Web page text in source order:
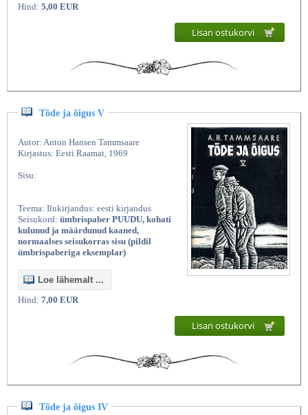
Hind: 5,00 EUR
Lisan ostukorvi
Tõde ja õigus V
Autor: Anton Hansen Tammsaare
Kirjastus: Eesti Raamat, 1969
Sisu:
Teema: Ilukirjandus: eesti kirjandus
Seisukord: ümbrispaber PUUDU, kohati
kulunud ja määrdunud kaaned,
normaalses seisukorras sisu (pildil
ümbrispaberiga eksemplar)
Loe lähemalt ...
Hind: 7,00 EUR
Lisan ostukorvi
Tõde ja õigus IV